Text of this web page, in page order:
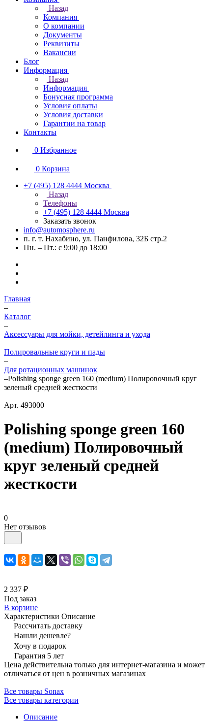
Назад
Компания
О компании
Документы
Реквизиты
Вакансии
Блог
Информация
Назад
Информация
Бонусная программа
Условия оплаты
Условия доставки
Гарантии на товар
Контакты
0 Избранное
0 Корзина
+7 (495) 128 4444 Москва
Назад
Телефоны
+7 (495) 128 4444 Москва
Заказать звонок
info@automosphere.ru
п. г. т. Нахабино, ул. Панфилова, 32Б стр.2
Пн. – Пт.: с 9:00 до 18:00
Главная
–
Каталог
–
Аксессуары для мойки, детейлинга и ухода
–
Полировальные круги и пады
–
Для ротационных машинок
–Polishing sponge green 160 (medium) Полировочный круг
зеленый средней жесткости
Арт. 493000
Polishing sponge green 160
(medium) Полировочный
круг зеленый средней
жесткости
0
Нет отзывов
2 337 ₽
Под заказ
В корзине
Характеристики Описание
Рассчитать доставку
Нашли дешевле?
Хочу в подарок
Гарантия 5 лет
Цена действительна только для интернет-магазина и может
отличаться от цен в розничных магазинах
Все товары Sonax
Все товары категории
Описание